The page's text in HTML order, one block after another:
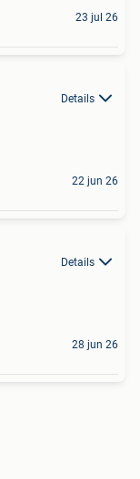
23 jul 26
Details
22 jun 26
Details
28 jun 26